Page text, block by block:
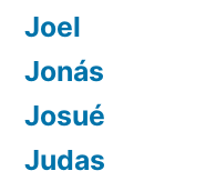
Joel
Jonás
Josué
Judas